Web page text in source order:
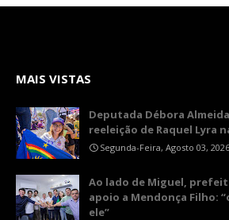
MAIS VISTAS
Deputada Débora
reeleição de Raquel Lyra
Segunda-Feira, Agosto 03, 2026
Ao lado de Miguel,
apoio a Mendonça Filho:
ele”